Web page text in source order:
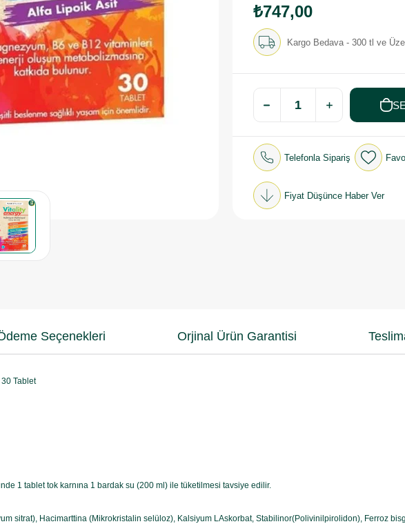
₺747,00
Kargo Bedava - 300 tl ve
Telefonla Sipariş
Fiyat Düşünce Haber Ver
Seçenekleri Orjinal Ürün Garantisi
Tablet
1 tablet tok karnına 1 bardak su (200 ml) ile tüketilmesi tavsiye edilir.
sitrat), Hacimarttina (Mikrokristalin selüloz), Kalsiyum LAskorbat, Stabilinor(Polivinilpirolidon), Ferroz